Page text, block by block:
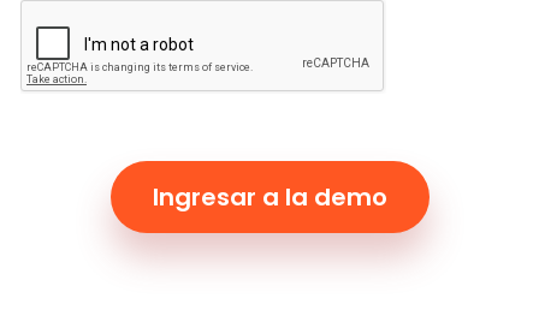
Ingresar a la demo